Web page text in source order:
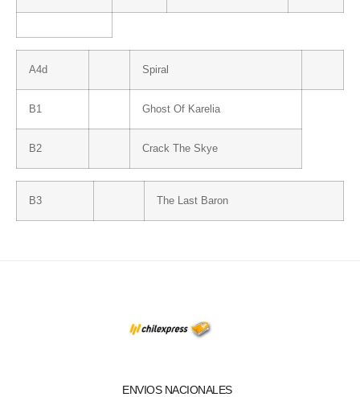
A4d Spiral
B1 Ghost Of Karelia
B2 Crack The Skye
B3 The Last Baron
ENVIOS NACIONALES